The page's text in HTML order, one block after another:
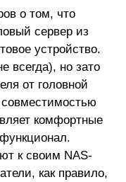
о том, что
сервер из
устройство.
всегда), но зато
от головной
комфортные
к своим NAS-
как правило,